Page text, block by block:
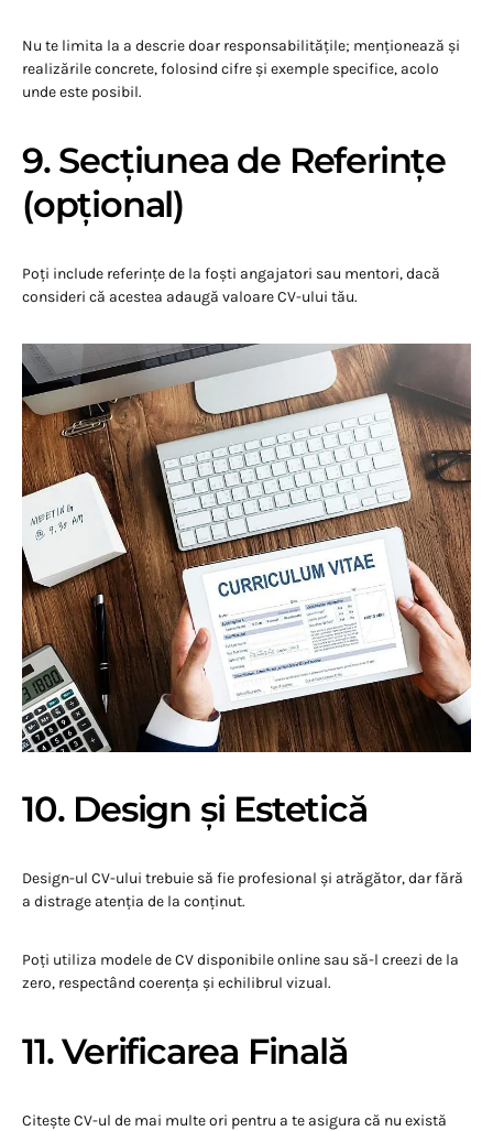
Nu te limita la a descrie doar responsabilitățile; menționează și
realizările concrete, folosind cifre și exemple specifice, acolo
unde este posibil.
9. Secțiunea de Referințe
(opțional)
Poți include referințe de la foști angajatori sau mentori, dacă
consideri că acestea adaugă valoare CV-ului tău.
10. Design și Estetică
Design-ul CV-ului trebuie să fie profesional și atrăgător, dar fără
a distrage atenția de la conținut.
Poți utiliza modele de CV disponibile online sau să-l creezi de la
zero, respectând coerența și echilibrul vizual.
11. Verificarea Finală
Citește CV-ul de mai multe ori pentru a te asigura că nu există